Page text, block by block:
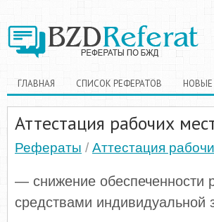
ГЛАВНАЯ СПИСОК РЕФЕРАТОВ НОВЫЕ
Аттестация рабочих
Рефераты / Аттестация
— снижение обеспеченности
средствами индивидуальной